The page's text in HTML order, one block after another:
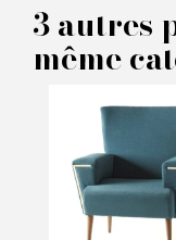
VOS
Email*
3 autres
même